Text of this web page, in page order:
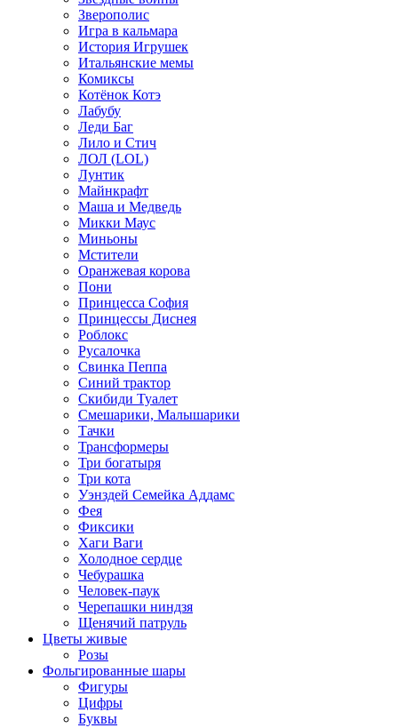
Зверополис
Игра в кальмара
История Игрушек
Итальянские мемы
Комиксы
Котёнок Котэ
Лабубу
Леди Баг
Лило и Стич
ЛОЛ (LOL)
Лунтик
Майнкрафт
Маша и Медведь
Микки Маус
Миньоны
Мстители
Оранжевая корова
Пони
Принцесса София
Принцессы Диснея
Роблокс
Русалочка
Свинка Пеппа
Синий трактор
Скибиди Туалет
Смешарики, Малышарики
Тачки
Трансформеры
Три богатыря
Три кота
Уэнздей Семейка Аддамс
Фея
Фиксики
Хаги Ваги
Холодное сердце
Чебурашка
Человек-паук
Черепашки ниндзя
Щенячий патруль
Цветы живые
Розы
Фольгированные шары
Фигуры
Цифры
Буквы